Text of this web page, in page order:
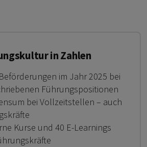
in Zahlen
im Jahr 2025 bei
Führungspositionen
bei Vollzeitstellen – auch
Kurse und 40 E-Learnings